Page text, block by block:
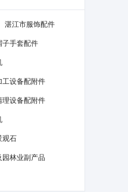
湛江市服饰配件
子手套配件
工设备配附件
理设备配附件
观石
园林业副产品